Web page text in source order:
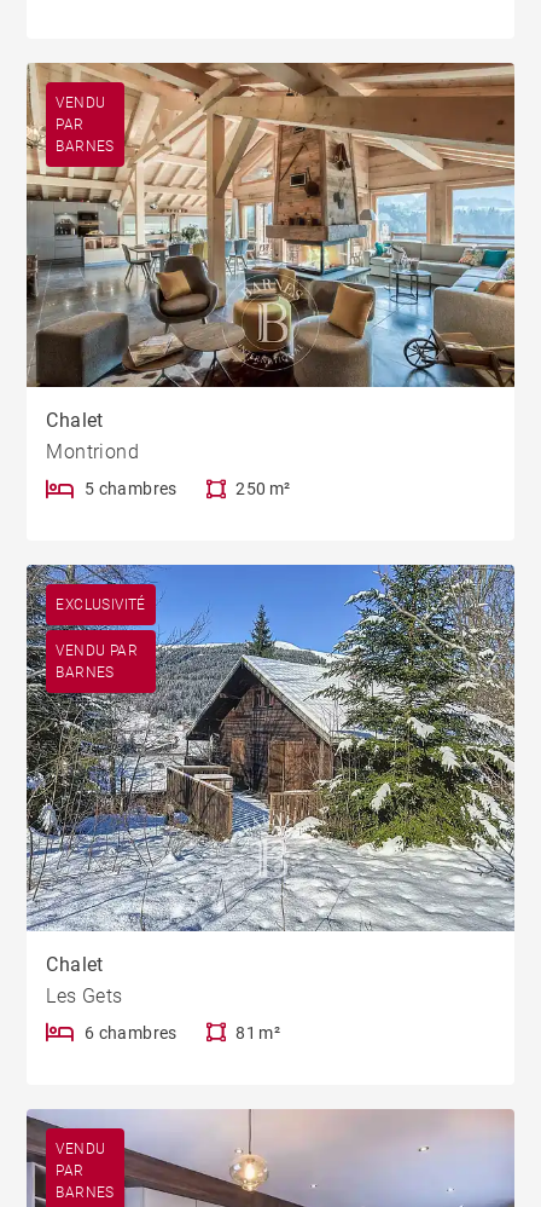
VENDU
PAR
BARNES
Chalet
Montriond
5 chambres 250 m²
EXCLUSIVITÉ
VENDU PAR
BARNES
Chalet
Les Gets
6 chambres 81 m²
VENDU
PAR
BARNES